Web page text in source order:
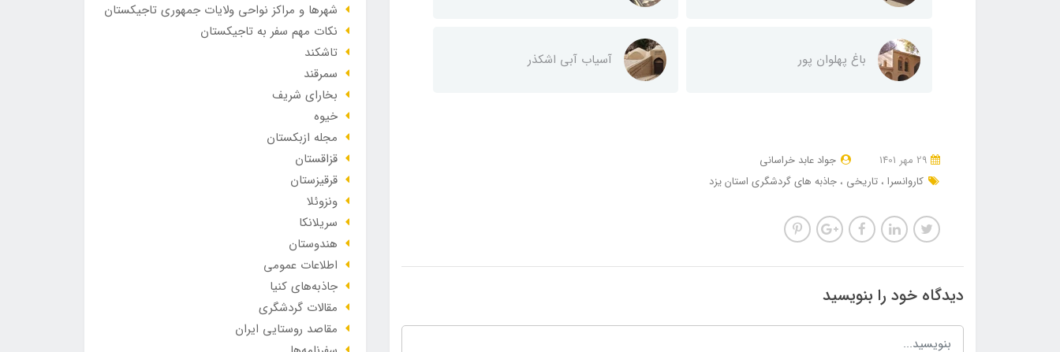
باغ پهلوان پور آسیاب آبی اشکذر
جواد عابد خراسانی
کاروانسرا تاریخی جاذبه های گردشگری استان یزد
دیدگاه خود را بنویسید
شهرها و مراکز نواحی ولایات جمهوری تاجیکستان
نکات مهم سفر به تاجیکستان
تاشکند
سمرقند
بخارای شریف
خیوه
مجله ازبکستان
قزاقستان
قرقیزستان
ونزوئلا
سریلانکا
هندوستان
اطلاعات عمومی
جاذبه‌های کنیا
مقالات گردشگری
مقاصد روستایی ایران